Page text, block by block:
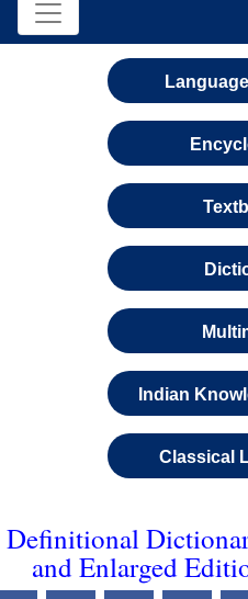
Indian
Classical
Definitional
and Enlarged